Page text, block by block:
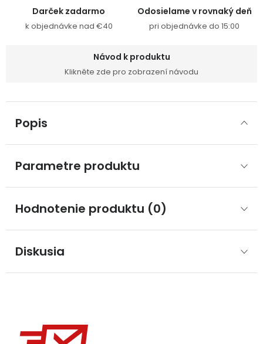
Darček zadarmo
k objednávke nad €40
Odosielame v rovnaký deň
pri objednávke do 15:00
Návod k produktu
Klikněte zde pro zobrazení návodu
Popis
Parametre produktu
Hodnotenie produktu (0)
Diskusia